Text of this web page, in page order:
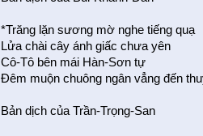
*Trăng lặn sương mờ nghe tiếng quạ
Lửa chài cây ánh giấc chưa yên
Cô-Tô bên mái Hàn-Sơn tự
Đêm muộn chuông ngân vẳng đến
Bản dịch của Trần-Trọng-San